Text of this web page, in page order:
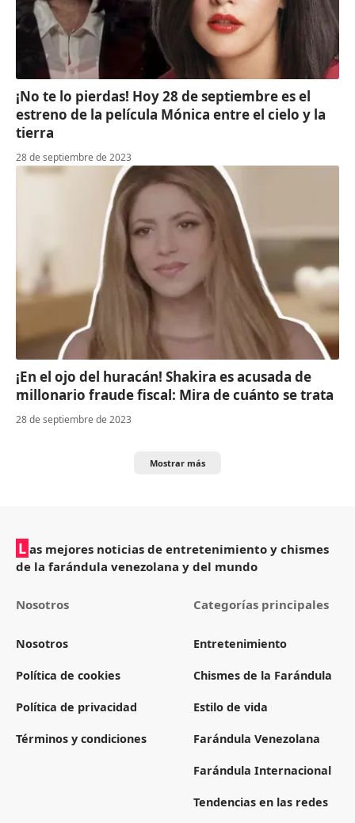
¡No te lo pierdas! Hoy 28 de septiembre es el
estreno de la película Mónica entre el cielo y la
tierra
28 de septiembre de 2023
¡En el ojo del huracán! Shakira es acusada de
millonario fraude fiscal: Mira de cuánto se trata
28 de septiembre de 2023
Mostrar más
L as mejores noticias de entretenimiento y chismes
de la farándula venezolana y del mundo
Nosotros
Nosotros
Política de cookies
Política de privacidad
Términos y condiciones
Categorías principales
Entretenimiento
Chismes de la Farándula
Estilo de vida
Farándula Venezolana
Farándula Internacional
Tendencias en las redes